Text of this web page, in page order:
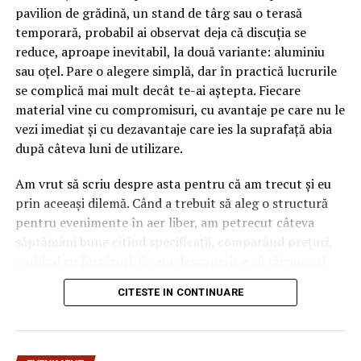
voi.
FECIOARĂ: Se poate să pregătiţi camera de musafiri şi să
aranjaţi totul pentru prietenii sau rudele care-or să stea
câteva zile la voi. Se poate să mai luaţi câte ceva în rate
şi să completaţi lipsurile din gospodărie, sau amenajaţi
camera copiilor şi le luaţi diverse lucruri după gustul lor.
parc, în locurile preferate şi o să le-mpliniţi un vis, o să
fie distracţie, nu glumă. Acum chiar c-o să vă ocupaţi şi
de voi, c-aţi mai încercat o dată dar au apărut alte
priorităţi şi aţi lăsaţi totul baltă, e momentul să daţi
pavilion de grădină, un stand de târg sau o terasă
temporară, probabil ai observat deja că discuția se
reduce, aproape inevitabil, la două variante: aluminiu
sau oțel. Pare o alegere simplă, dar în practică lucrurile
se complică mai mult decât te-ai aștepta. Fiecare
material vine cu compromisuri, cu avantaje pe care nu le
vezi imediat și cu dezavantaje care ies la suprafață abia
după câteva luni de utilizare.
Am vrut să scriu despre asta pentru că am trecut și eu
prin aceeași dilemă. Când a trebuit să aleg o structură
pentru evenimente în aer liber, am petrecut câteva
săptămâni bune citind specificații, comparând prețuri,
„corect” depinde mult de context, de cât de des muți
pavilionul și de ce condiții meteo ai de înfruntat.
CITESTE IN CONTINUARE